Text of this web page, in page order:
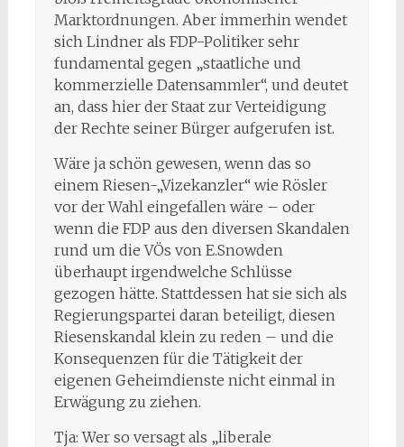
Marktordnungen. Aber immerhin wendet
sich Lindner als FDP-Politiker sehr
fundamental gegen „staatliche und
kommerzielle Datensammler“, und deutet
an, dass hier der Staat zur Verteidigung
der Rechte seiner Bürger aufgerufen ist.
Wäre ja schön gewesen, wenn das so
einem Riesen-„Vizekanzler“ wie Rösler
vor der Wahl eingefallen wäre – oder
wenn die FDP aus den diversen Skandalen
rund um die VÖs von E.Snowden
überhaupt irgendwelche Schlüsse
gezogen hätte. Stattdessen hat sie sich als
Regierungspartei daran beteiligt, diesen
Riesenskandal klein zu reden – und die
Konsequenzen für die Tätigkeit der
eigenen Geheimdienste nicht einmal in
Erwägung zu ziehen.
Tja: Wer so versagt als „liberale